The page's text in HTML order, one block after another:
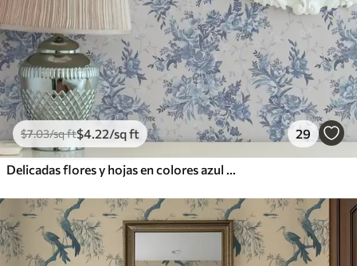
$7.03/sq ft$4.22/sq ft 29
Delicadas flores y hojas en colores azul y celeste sobre fondo claro